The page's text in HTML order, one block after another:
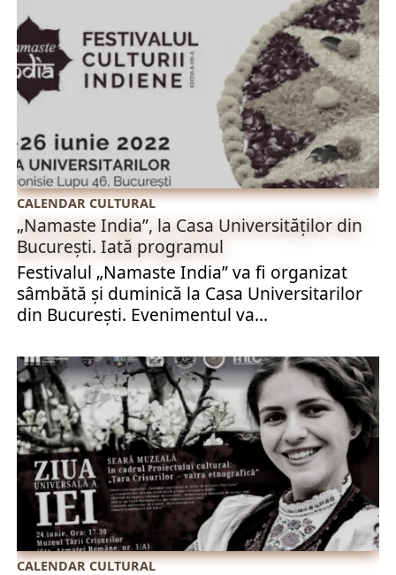
CALENDAR CULTURAL
„Namaste India”, la Casa Universităților din
București. Iată programul
Festivalul „Namaste India” va fi organizat
sâmbătă și duminică la Casa Universitarilor
din București. Evenimentul va...
CALENDAR CULTURAL